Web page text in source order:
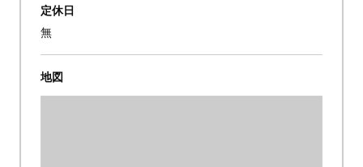
定休日
無
地図